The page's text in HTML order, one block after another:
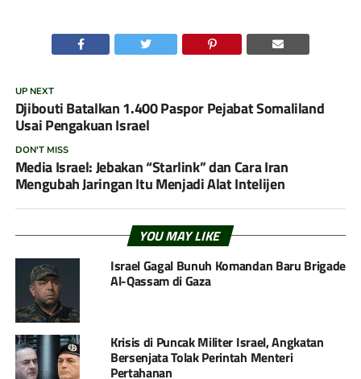
UP NEXT
Djibouti Batalkan 1.400 Paspor Pejabat Somaliland
Usai Pengakuan Israel
DON'T MISS
Media Israel: Jebakan “Starlink” dan Cara Iran
Mengubah Jaringan Itu Menjadi Alat Intelijen
YOU MAY LIKE
Israel Gagal Bunuh Komandan Baru Brigade
Al-Qassam di Gaza
Krisis di Puncak Militer Israel, Angkatan
Bersenjata Tolak Perintah Menteri
Pertahanan